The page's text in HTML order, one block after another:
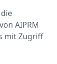
AIPRM
mit Zugriff